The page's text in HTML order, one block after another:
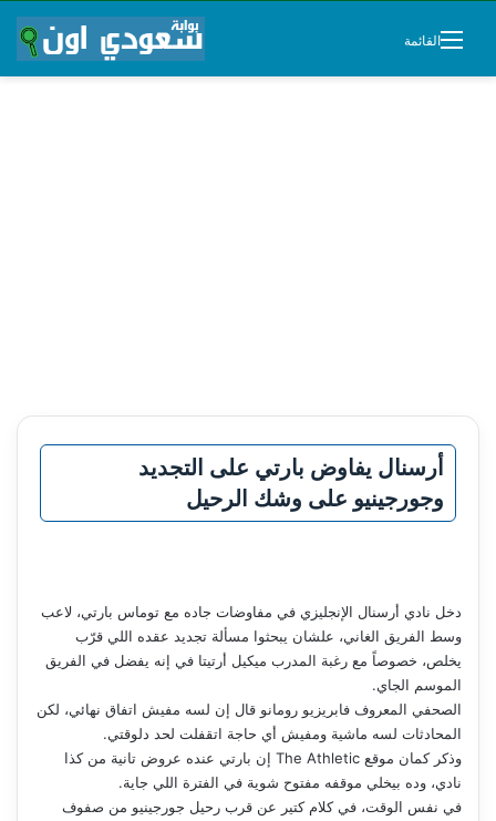
القائمة
أرسنال يفاوض بارتي على التجديد
وجورجينيو على وشك الرحيل
دخل نادي أرسنال الإنجليزي في مفاوضات جاده مع توماس بارتي، لاعب
وسط الفريق الغاني، علشان يبحثوا مسألة تجديد عقده اللي قرّب
يخلص، خصوصاً مع رغبة المدرب ميكيل أرتيتا في إنه يفضل في الفريق
الموسم الجاي.
الصحفي المعروف فابريزيو رومانو قال إن لسه مفيش اتفاق نهائي، لكن
المحادثات لسه ماشية ومفيش أي حاجة اتقفلت لحد دلوقتي.
وذكر كمان موقع The Athletic إن بارتي عنده عروض تانية من كذا
نادي، وده بيخلي موقفه مفتوح شوية في الفترة اللي جاية.
في نفس الوقت، في كلام كتير عن قرب رحيل جورجينيو من صفوف